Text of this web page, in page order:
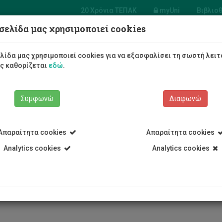
20 Χρόνια ΤΕΠΑΚ myUni
Φοιτητές/τριες Σπουδές
μας χρησιμοποιεί cookies
μας χρησιμοποιεί cookies για να εξασφαλίσει τη σωστή
καθορίζεται εδώ.
Συμφωνώ
cookies
Analytics cookies
Διαφωνώ
Απαραίτητα cookies
Analytics cookies